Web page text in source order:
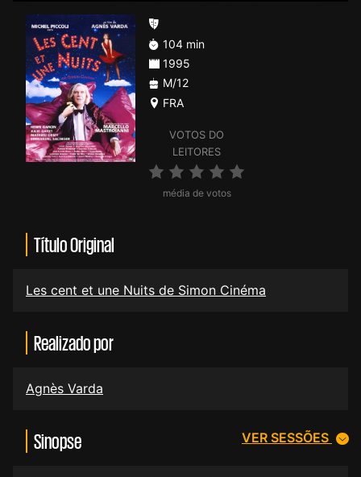
VOTOS DO
LEITORES
média de votos
104 min
1995
M/12
FRA
Título Original
Les cent et une Nuits de Simon Cinéma
Realizado por
Agnès Varda
Sinopse VER SESSÕES